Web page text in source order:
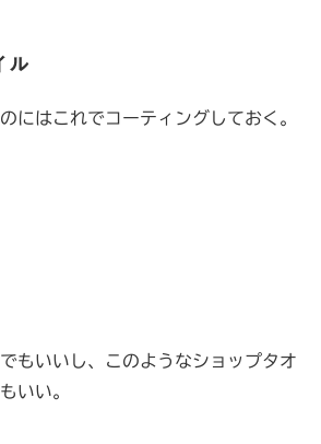
ル
にはこれでコーティングしておく。
もいいし、このようなショップタオ
いい。